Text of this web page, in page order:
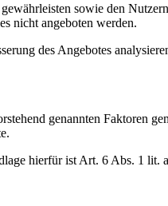
sowie den
nicht angeboten werden.
des Angebotes
genannten Faktoren
hierfür ist Art. 6 Abs. 1 lit.